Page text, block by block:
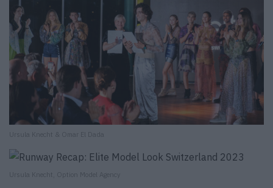
Ursula Knecht & Omar El Dada
Ursula Knecht, Option Model Agency